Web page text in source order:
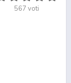
567 voti